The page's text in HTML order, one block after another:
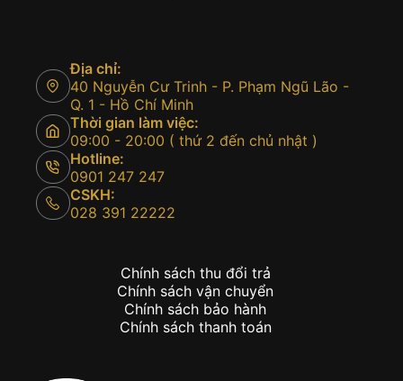
Địa chỉ:
40 Nguyễn Cư Trinh - P. Phạm Ngũ Lão -
Q. 1 - Hồ Chí Minh
Thời gian làm việc:
09:00 - 20:00 ( thứ 2 đến chủ nhật )
Hotline:
0901 247 247
CSKH:
028 391 22222
Chính sách thu đổi trả
Chính sách vận chuyển
Chính sách bảo hành
Chính sách thanh toán